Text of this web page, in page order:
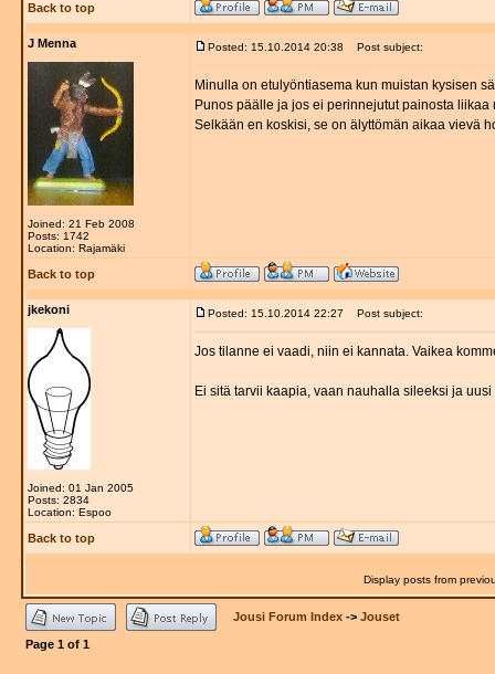
Back to top
J Menna
Joined: 21 Feb 2008
Posts: 1742
Location: Rajamäki
Posted: 15.10.2014 20:38 Post subject:
Minulla on etulyöntiasema kun muistan kysisen
Punos päälle ja jos ei perinnejutut painosta
Selkään en koskisi, se on älyttömän aikaa vievä
Back to top
jkekoni
Joined: 01 Jan 2005
Posts: 2834
Location: Espoo
Posted: 15.10.2014 22:27 Post subject:
Jos tilanne ei vaadi, niin ei kannata. Vaikea
Ei sitä tarvii kaapia, vaan nauhalla sileeksi ja
Back to top
Display posts from
Jousi Forum Index -> Jouset
Page 1 of 1